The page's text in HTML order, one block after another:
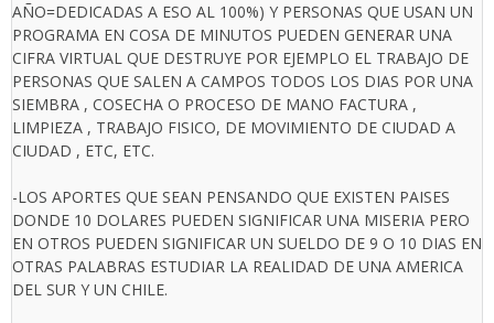
AÑO=DEDICADAS A ESO AL 100%) Y PERSONAS QUE USAN UN
PROGRAMA EN COSA DE MINUTOS PUEDEN GENERAR UNA
CIFRA VIRTUAL QUE DESTRUYE POR EJEMPLO EL TRABAJO DE
PERSONAS QUE SALEN A CAMPOS TODOS LOS DIAS POR UNA
SIEMBRA , COSECHA O PROCESO DE MANO FACTURA ,
LIMPIEZA , TRABAJO FISICO, DE MOVIMIENTO DE CIUDAD A
CIUDAD , ETC, ETC.
-LOS APORTES QUE SEAN PENSANDO QUE EXISTEN PAISES
DONDE 10 DOLARES PUEDEN SIGNIFICAR UNA MISERIA PERO
EN OTROS PUEDEN SIGNIFICAR UN SUELDO DE 9 O 10 DIAS EN
OTRAS PALABRAS ESTUDIAR LA REALIDAD DE UNA AMERICA
DEL SUR Y UN CHILE.